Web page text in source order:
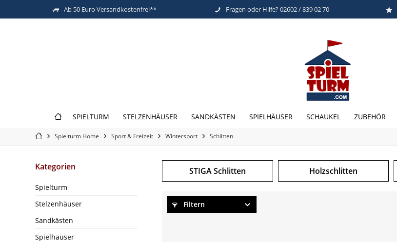
Ab 50 Euro Versandkostenfrei** Fragen oder Hilfe? 02602 / 839 02 70
SPIELTURM STELZENHÄUSER SANDKÄSTEN SPIELHÄUSER SCHAUKEL ZUBEHÖR
Spielturm Home Sport & Freizeit Wintersport Schlitten
Kategorien
Spielturm
Stelzenhäuser
Sandkästen
Spielhäuser
STIGA Schlitten Holzschlitten
Filtern